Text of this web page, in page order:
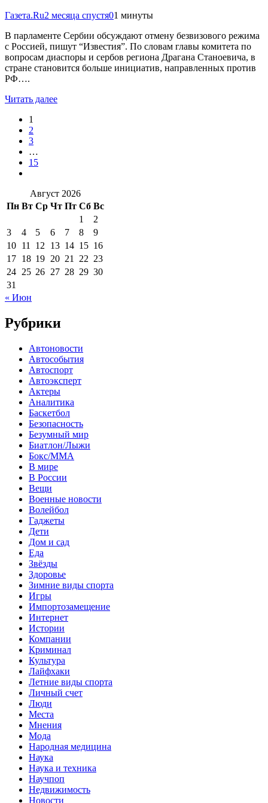
Газета.Ru2 месяца спустя01 минуты
В парламенте Сербии обсуждают отмену безвизового режима
с Россией, пишут “Известия”. По словам главы комитета по
вопросам диаспоры и сербов региона Драгана Станоевича, в
стране становится больше инициатив, направленных против
РФ….
Читать далее
1
2
3
…
15
Август 2026
Пн Вт Ср Чт Пт Сб Вс
1
2
3
4 5 6 7 8
9
10 11 12 13 14 15 16
17 18 19 20 21 22 23
24 25 26 27 28 29 30
31
« Июн
Рубрики
Автоновости
Автособытия
Автоспорт
Автоэксперт
Актеры
Аналитика
Баскетбол
Безопасность
Безумный мир
Биатлон/Лыжи
Бокс/MMA
В мире
В России
Вещи
Военные новости
Волейбол
Гаджеты
Дети
Дом и сад
Еда
Звёзды
Здоровье
Зимние виды спорта
Игры
Импортозамещение
Интернет
Истории
Компании
Криминал
Культура
Лайфхаки
Летние виды спорта
Личный счет
Люди
Места
Мнения
Мода
Народная медицина
Наука
Наука и техника
Научпоп
Недвижимость
Новости